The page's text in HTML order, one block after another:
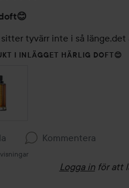
tyvärr inte i så länge,det
I INLÄGGET HÄRLIG DOFT😊
Kommentera
Logga in för att